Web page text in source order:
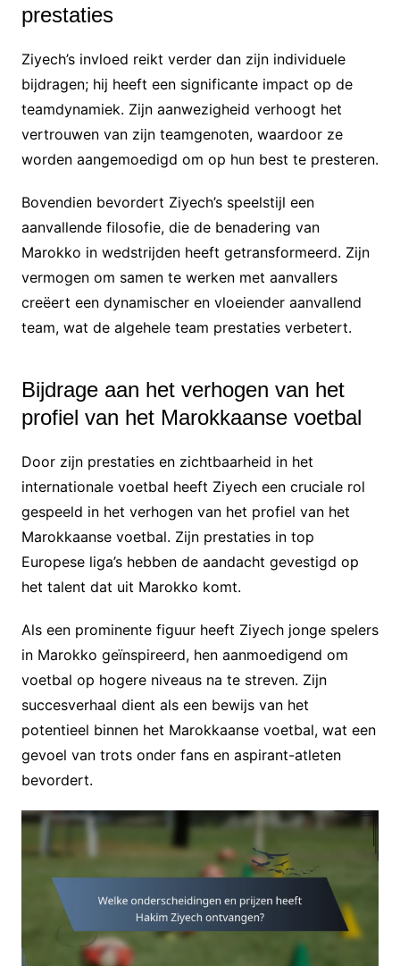
prestaties
Ziyech’s invloed reikt verder dan zijn individuele
bijdragen; hij heeft een significante impact op de
teamdynamiek. Zijn aanwezigheid verhoogt het
vertrouwen van zijn teamgenoten, waardoor ze
worden aangemoedigd om op hun best te presteren.
Bovendien bevordert Ziyech’s speelstijl een
aanvallende filosofie, die de benadering van
Marokko in wedstrijden heeft getransformeerd. Zijn
vermogen om samen te werken met aanvallers
creëert een dynamischer en vloeiender aanvallend
team, wat de algehele team prestaties verbetert.
Bijdrage aan het verhogen van het
profiel van het Marokkaanse voetbal
Door zijn prestaties en zichtbaarheid in het
internationale voetbal heeft Ziyech een cruciale rol
gespeeld in het verhogen van het profiel van het
Marokkaanse voetbal. Zijn prestaties in top
Europese liga’s hebben de aandacht gevestigd op
het talent dat uit Marokko komt.
Als een prominente figuur heeft Ziyech jonge spelers
in Marokko geïnspireerd, hen aanmoedigend om
voetbal op hogere niveaus na te streven. Zijn
succesverhaal dient als een bewijs van het
potentieel binnen het Marokkaanse voetbal, wat een
gevoel van trots onder fans en aspirant-atleten
bevordert.